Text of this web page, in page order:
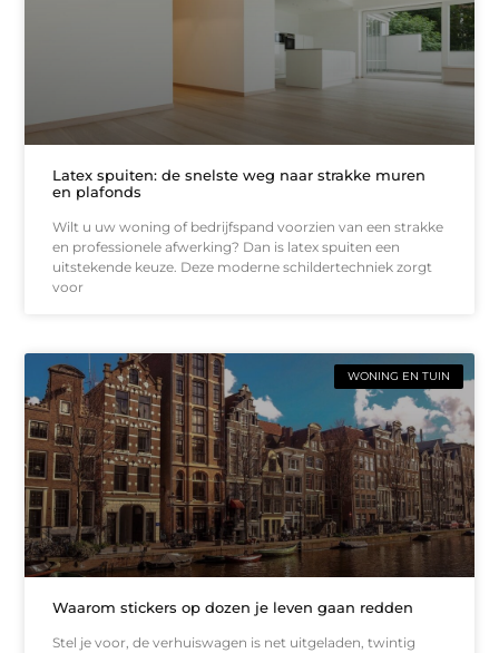
Latex spuiten: de snelste weg naar strakke muren
en plafonds
Wilt u uw woning of bedrijfspand voorzien van een strakke
en professionele afwerking? Dan is latex spuiten een
uitstekende keuze. Deze moderne schildertechniek zorgt
voor
WONING EN TUIN
Waarom stickers op dozen je leven gaan redden
Stel je voor, de verhuiswagen is net uitgeladen, twintig